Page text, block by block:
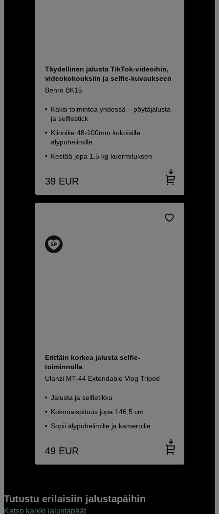
Täydellinen jalusta TikTok-videoihin,
videokokouksiin ja selfie-kuvaukseen
Benro BK15
Kaksi toimintoa yhdessä – pöytäjalusta
ja selfiestick
Kiinnike 48-100mm kokoisille
älypuhelimille
Kestää jopa 1,5 kg kuormituksen
39 EUR
Erittäin korkea jalusta selfie-
toiminnolla
Ulanzi MT-44 Extendable Vlog Tripod
Jalusta ja selfietikku
Kokonaispituus jopa 146,5 cm
Sopii älypuhelimille ja kameroille
49 EUR
Tutustu erilaisiin jalustapäihin
Katso kaikki jalustapäät